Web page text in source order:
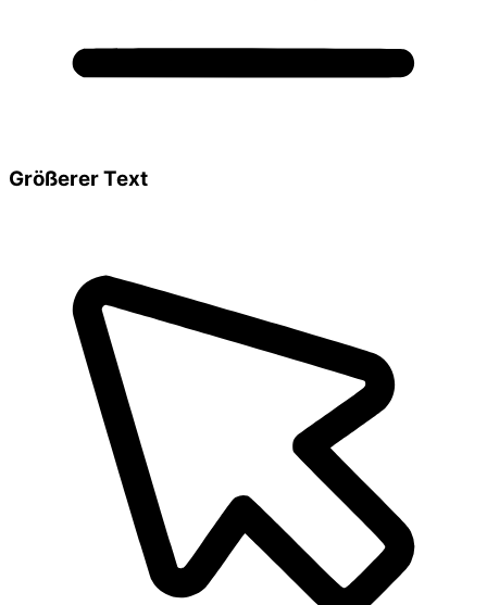
Größerer Text